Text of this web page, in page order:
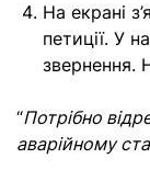
На екрані
петиції. У
звернення.
“Потрібно
аварійному